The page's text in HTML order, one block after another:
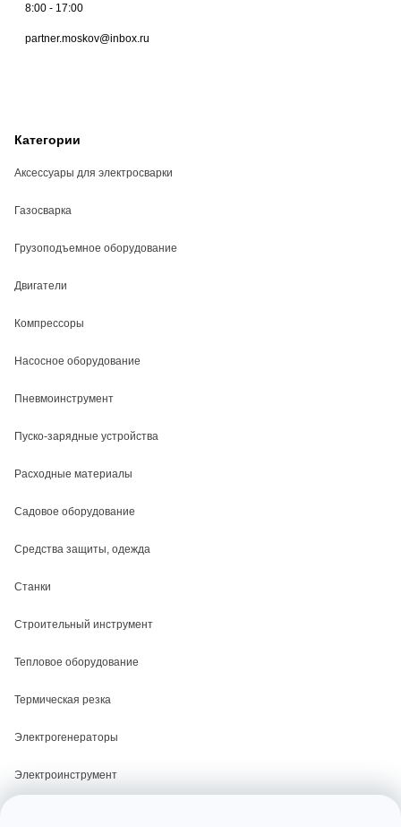
8:00 - 17:00
partner.moskov@inbox.ru
Категории
Аксессуары для электросварки
Газосварка
Грузоподъемное оборудование
Двигатели
Компрессоры
Насосное оборудование
Пневмоинструмент
Пуско-зарядные устройства
Расходные материалы
Садовое оборудование
Средства защиты, одежда
Станки
Строительный инструмент
Тепловое оборудование
Термическая резка
Электрогенераторы
Электроинструмент